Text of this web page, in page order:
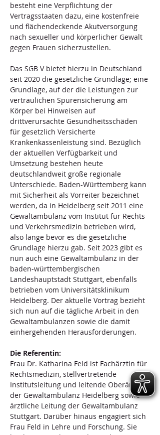
besteht eine Verpflichtung der
Vertragsstaaten dazu, eine kostenfreie
und flächendeckende Akutversorgung
nach sexueller und körperlicher Gewalt
gegen Frauen sicherzustellen.
Das SGB V bietet hierzu in Deutschland
seit 2020 die gesetzliche Grundlage; eine
Grundlage, auf der die Leistungen zur
vertraulichen Spurensicherung am
Körper bei Hinweisen auf
drittverursachte Gesundheitsschäden
für gesetzlich Versicherte
Krankenkassenleistung sind. Bezüglich
der aktuellen Verfügbarkeit und
Umsetzung bestehen heute
deutschlandweit große regionale
Unterschiede. Baden-Württemberg kann
mit Sicherheit als Vorreiter bezeichnet
werden, da in Heidelberg seit 2011 eine
Gewaltambulanz vom Institut für Rechts-
und Verkehrsmedizin betrieben wird,
also lange bevor es die gesetzliche
Grundlage hierzu gab. Seit 2023 gibt es
nun auch eine Gewaltambulanz in der
baden-württembergischen
Landeshauptstadt Stuttgart, ebenfalls
betrieben vom Universitätsklinikum
Heidelberg. Der aktuelle Vortrag bezieht
sich nun auf die tägliche Arbeit in den
Gewaltambulanzen sowie die damit
einhergehenden Herausforderungen.
Die Referentin:
Frau Dr. Katharina Feld ist Fachärztin für
Rechtsmedizin, stellvertretende
Institutsleitung und leitende Oberärztin
der Gewaltambulanz Heidelberg sowie
ärztliche Leitung der Gewaltambulanz
Stuttgart. Darüber hinaus engagiert sich
Frau Feld in Lehre und Forschung. Sie